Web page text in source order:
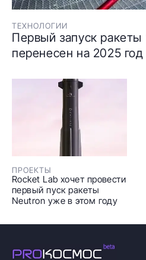
ТЕХНОЛОГИИ
Первый запуск ракеты
перенесен на 2025 год
ПРОЕКТЫ
Rocket Lab хочет провести
первый пуск ракеты
Neutron уже в этом году